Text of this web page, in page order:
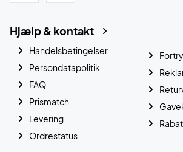
Hjælp & kontakt
Handelsbetingelser
Persondatapolitik
FAQ
Prismatch
Levering
Ordrestatus